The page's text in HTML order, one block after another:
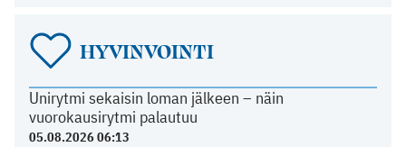
HYVINVOINTI
Unirytmi sekaisin loman jälkeen – näin
vuorokausirytmi palautuu
05.08.2026 06:13